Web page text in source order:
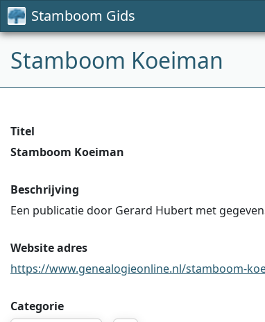
Stamboom Gids
Stamboom Koeiman
Titel
Stamboom Koeiman
Beschrijving
Een publicatie door Gerard Hubert met
Website adres
https://www.genealogieonline.nl/stamboom-
Categorie